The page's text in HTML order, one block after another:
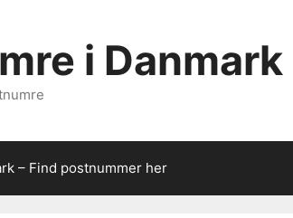
i Danmark
– Find postnummer her